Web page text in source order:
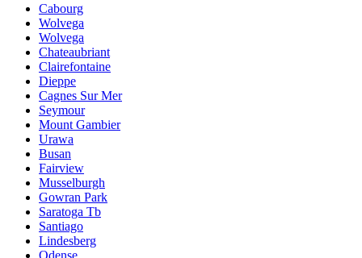
Cabourg
Wolvega
Wolvega
Chateaubriant
Clairefontaine
Dieppe
Cagnes Sur Mer
Seymour
Mount Gambier
Urawa
Busan
Fairview
Musselburgh
Gowran Park
Saratoga Tb
Santiago
Lindesberg
Odense